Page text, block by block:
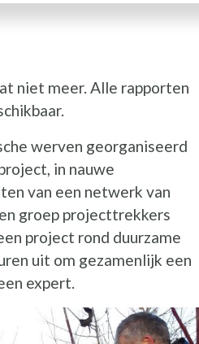
niet meer. Alle rapporten
werven georganiseerd
in nauwe
van een netwerk van
groep projecttrekkers
project rond duurzame
uit om gezamenlijk een
expert.